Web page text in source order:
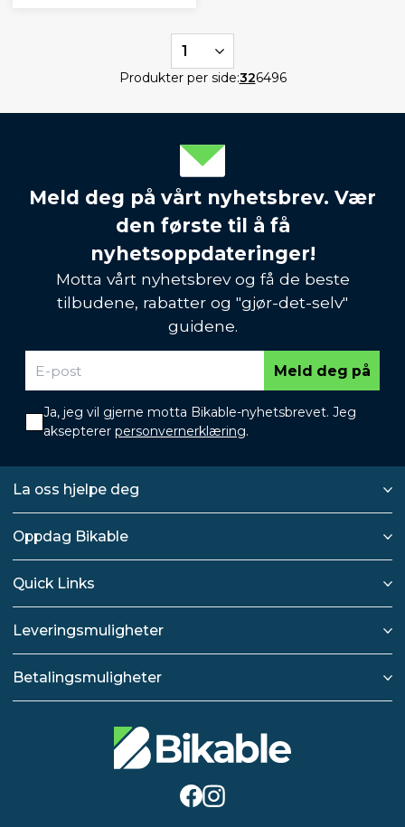
1
Produkter per side:326496
Meld deg på vårt nyhetsbrev. Vær
den første til å få
nyhetsoppdateringer!
Motta vårt nyhetsbrev og få de beste
tilbudene, rabatter og "gjør-det-selv"
guidene.
Meld deg på
Ja, jeg vil gjerne motta Bikable-nyhetsbrevet. Jeg
aksepterer personvernerklæring.
La oss hjelpe deg
Oppdag Bikable
Quick Links
Leveringsmuligheter
Betalingsmuligheter